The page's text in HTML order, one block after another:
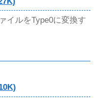
イルをType0に変換す